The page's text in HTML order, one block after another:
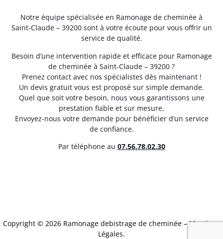
Notre équipe spécialisée en Ramonage de cheminée à
Saint-Claude – 39200 sont à votre écoute pour vous offrir un
service de qualité.
Besoin d’une intervention rapide et efficace pour Ramonage
de cheminée à Saint-Claude – 39200 ?
Prenez contact avec nos spécialistes dès maintenant !
Un devis gratuit vous est proposé sur simple demande.
Quel que soit votre besoin, nous vous garantissons une
prestation fiable et sur mesure.
Envoyez-nous votre demande pour bénéficier d’un service
de confiance.
Par téléphone au 07.56.78.02.30
Copyright © 2026 Ramonage debistrage de cheminée –Mentions
Légales.